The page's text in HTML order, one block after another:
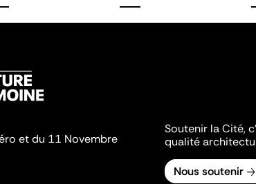
et du 11 Novembre
Soutenir la Cité,
qualité
Nous soutenir